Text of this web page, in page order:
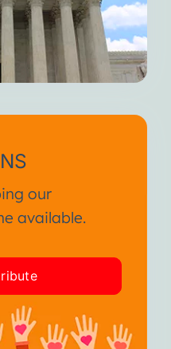
our
available.